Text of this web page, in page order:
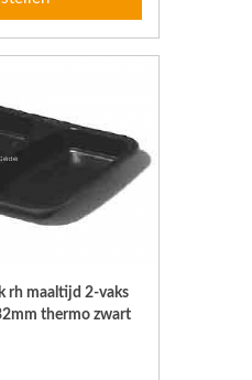
rh maaltijd 2-vaks
thermo zwart